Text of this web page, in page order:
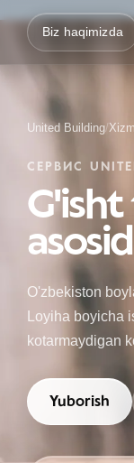
Biz haqimizda
United Building/
СЕРВИС
O'zbekiston
Loyiha
kotarmaydigan
Yuborish